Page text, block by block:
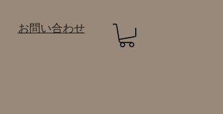
お問い合わせ